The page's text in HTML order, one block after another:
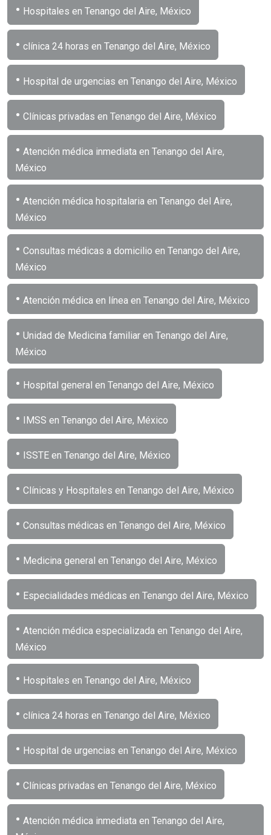
• Hospitales en Tenango del Aire, México
• clínica 24 horas en Tenango del Aire, México
• Hospital de urgencias en Tenango del Aire, México
• Clínicas privadas en Tenango del Aire, México
• Atención médica inmediata en Tenango del Aire,
México
• Atención médica hospitalaria en Tenango del Aire,
México
• Consultas médicas a domicilio en Tenango del Aire,
México
• Atención médica en línea en Tenango del Aire, México
• Unidad de Medicina familiar en Tenango del Aire,
México
• Hospital general en Tenango del Aire, México
• IMSS en Tenango del Aire, México
• ISSTE en Tenango del Aire, México
• Clínicas y Hospitales en Tenango del Aire, México
• Consultas médicas en Tenango del Aire, México
• Medicina general en Tenango del Aire, México
• Especialidades médicas en Tenango del Aire, México
• Atención médica especializada en Tenango del Aire,
México
• Hospitales en Tenango del Aire, México
• clínica 24 horas en Tenango del Aire, México
• Hospital de urgencias en Tenango del Aire, México
• Clínicas privadas en Tenango del Aire, México
• Atención médica inmediata en Tenango del Aire,